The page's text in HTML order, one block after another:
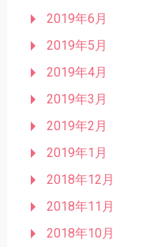
2019年6月
2019年5月
2019年4月
2019年3月
2019年2月
2019年1月
2018年12月
2018年11月
2018年10月